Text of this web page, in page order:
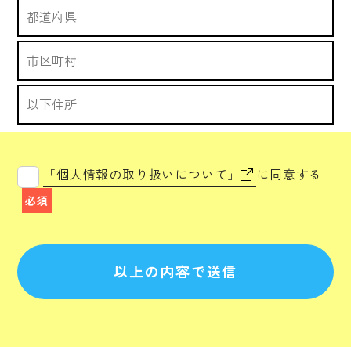
「個人情報の取り扱いについて」 に同意する
必須
以上の内容で送信